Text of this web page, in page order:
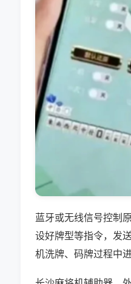
蓝牙或无线信号控制
设好牌型等指令，发
机洗牌、码牌过程中